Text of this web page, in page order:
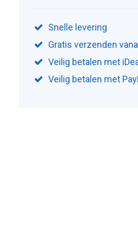
Snelle levering
Gratis verzenden
Veilig betalen met
Veilig betalen met